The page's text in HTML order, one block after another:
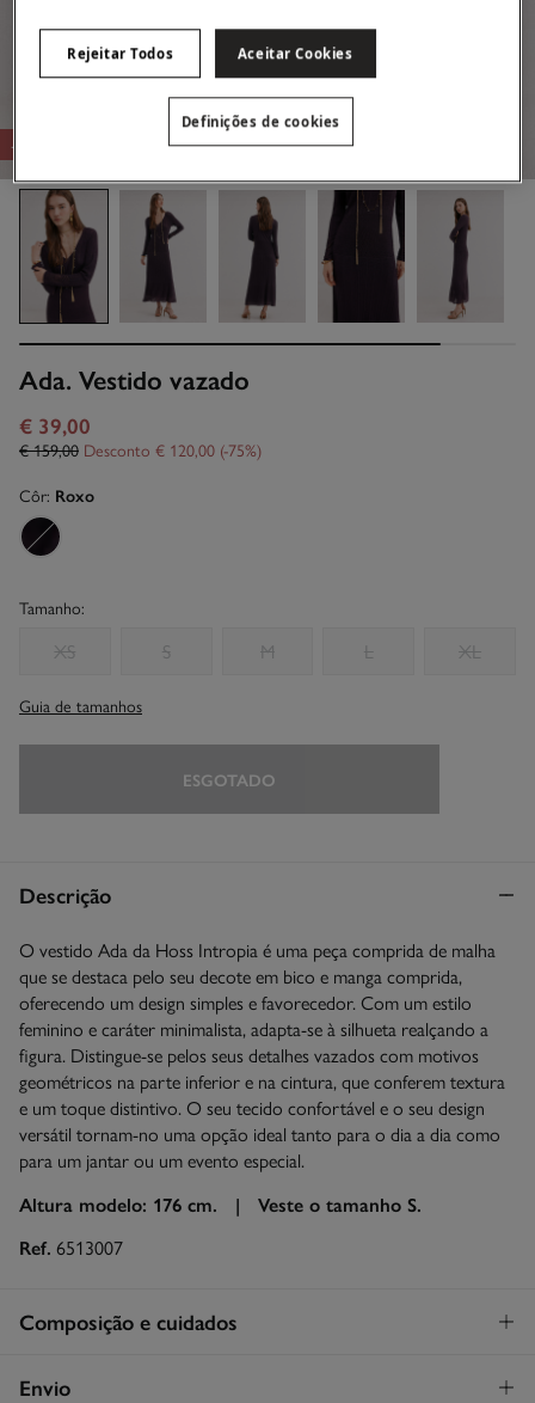
-75%
Ada. Vestido vazado
€ 39,00
€ 159,00 Desconto € 120,00 75
Côr: Roxo
Tamanho:
XS S M L XL
Guia de tamanhos
ESGOTADO
Descrição
O vestido Ada da Hoss Intropia é uma peça comprida de malha
que se destaca pelo seu decote em bico e manga comprida,
oferecendo um design simples e favorecedor. Com um estilo
feminino e caráter minimalista, adapta-se à silhueta realçando a
figura. Distingue-se pelos seus detalhes vazados com motivos
geométricos na parte inferior e na cintura, que conferem textura
e um toque distintivo. O seu tecido confortável e o seu design
versátil tornam-no uma opção ideal tanto para o dia a dia como
para um jantar ou um evento especial.
Altura modelo: 176 cm. | Veste o tamanho S.
Ref. 6513007
Composição e cuidados
Composição
Envio
Rejeitar Todos Aceitar Cookies
Definições de cookies